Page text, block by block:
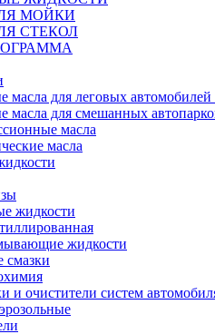
МОЙКИ
СТЕКОЛ
масла для леговых автомобилей
масла для смешанных
масла
масла
жидкости
жидкости
смазки
и очистители систем